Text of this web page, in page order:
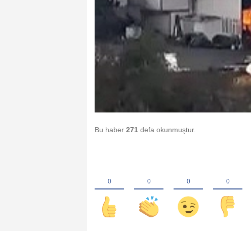
Bu haber 271 defa okunmuştur.